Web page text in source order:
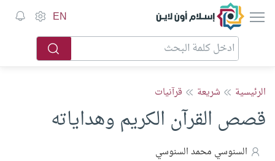
إسلام أون لاين EN
الرئيسية شريعة قرآنيات
قصص القرآن الكريم وهداياته
السنوسي محمد السنوسي